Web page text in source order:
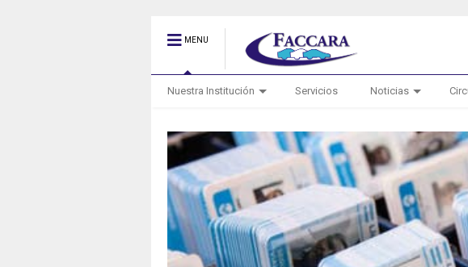
MENU
Nuestra Institución Servicios Noticias